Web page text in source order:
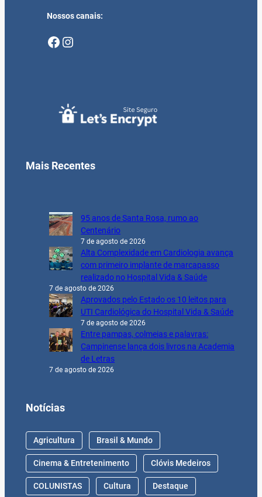
Nossos canais:
Facebook Instagram
Mais Recentes
95 anos de Santa Rosa, rumo ao
Centenário
7 de agosto de 2026
Alta Complexidade em Cardiologia avança
com primeiro implante de marcapasso
realizado no Hospital Vida & Saúde
7 de agosto de 2026
Aprovados pelo Estado os 10 leitos para
UTI Cardiológica do Hospital Vida & Saúde
7 de agosto de 2026
Entre pampas, colmeias e palavras:
Campinense lança dois livros na Academia
de Letras
7 de agosto de 2026
Notícias
Agricultura Brasil & Mundo
Cinema & Entretenimento Clóvis Medeiros
COLUNISTAS Cultura Destaque